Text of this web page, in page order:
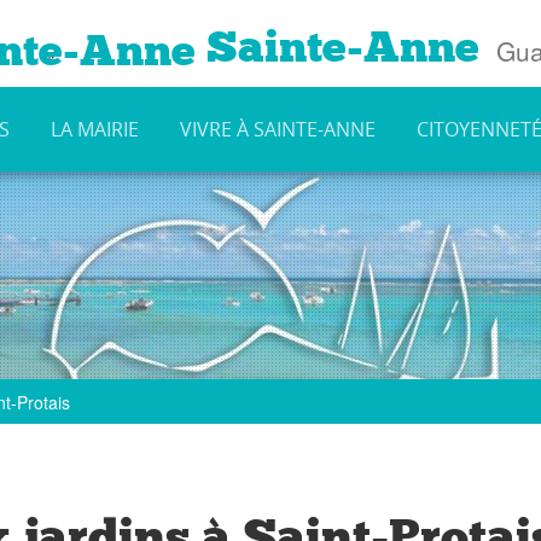
Sainte-Anne
LA MAIRIE VIVRE À SAINTE-ANNE CITOYENNETÉ
Protais